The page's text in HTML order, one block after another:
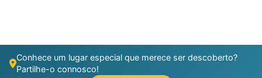
Conhece um lugar especial que merece ser descoberto?
Partilhe-o connosco!